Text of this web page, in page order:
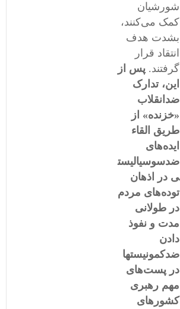
شورشیان
کمک می‌کنند،
بشدت هدف
انتقاد قرار
گرفتند.پس از
این، تدارک
ضدانقلاب
«خزنده» از
طریق القاء
ایده‌های
ضدسوسیالیست
ی در اذهان
توده‌های مردم
در طولانی
مدت و نفوذ
دادن
ضدکمونیستها
در پست‌های
مهم رهبری
کشورهای